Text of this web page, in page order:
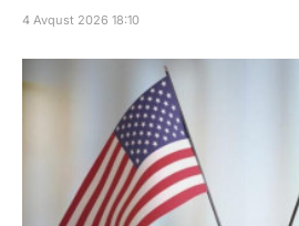
4 Avqust 2026 18:10